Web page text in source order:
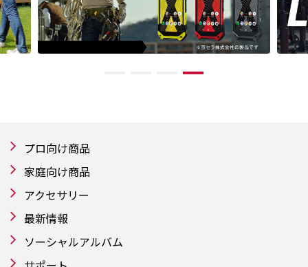
プロ向け商品
家庭向け商品
アクセサリー
最新情報
ソーシャルアルバム